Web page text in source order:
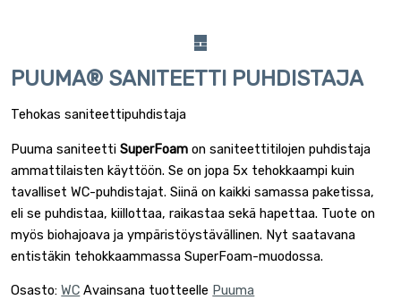
PUUMA® SANITEETTI PUHDISTAJA
Tehokas saniteettipuhdistaja
Puuma saniteettiSuperFoam on saniteettitilojen puhdistaja
ammattilaisten käyttöön. Se on jopa 5x tehokkaampi kuin
tavalliset WC-puhdistajat. Siinä on kaikki samassa paketissa,
eli se puhdistaa, kiillottaa, raikastaa sekä hapettaa. Tuote on
myös biohajoava ja ympäristöystävällinen. Nyt saatavana
entistäkin tehokkaammassa SuperFoam-muodossa.
Osasto:WC Avainsana tuotteelle Puuma